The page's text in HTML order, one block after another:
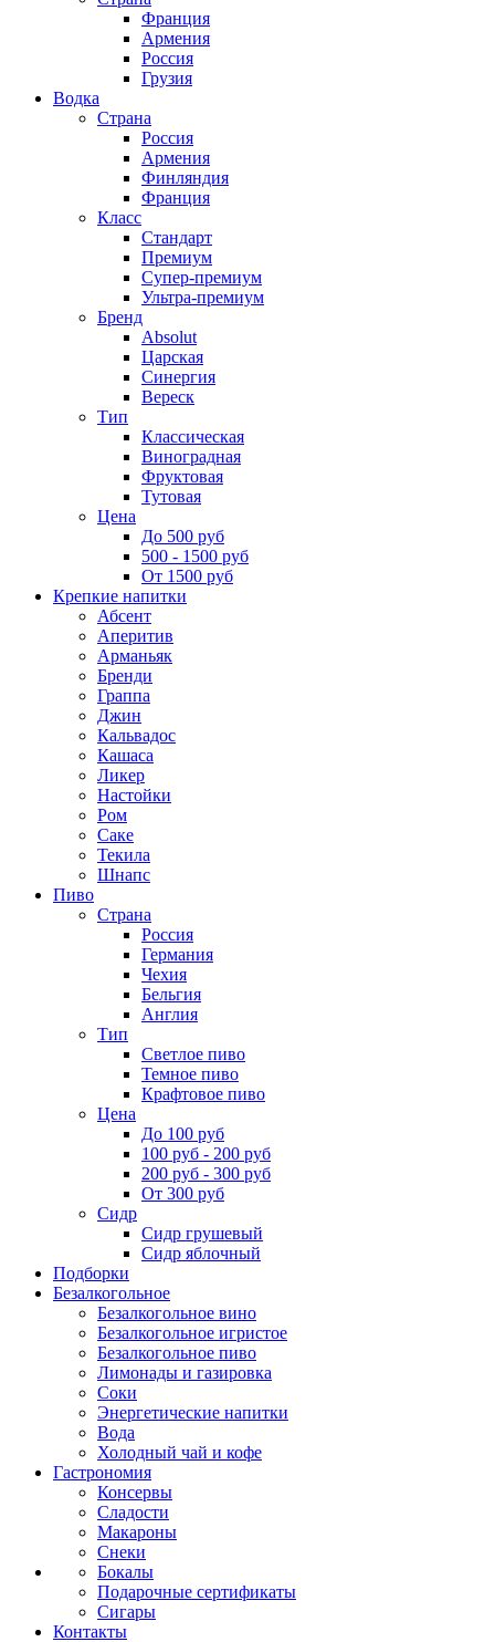
Франция
Армения
Россия
Грузия
Водка
Страна
Россия
Армения
Финляндия
Франция
Класс
Стандарт
Премиум
Супер-премиум
Ультра-премиум
Бренд
Absolut
Царская
Синергия
Вереск
Тип
Классическая
Виноградная
Фруктовая
Тутовая
Цена
До 500 руб
500 - 1500 руб
От 1500 руб
Крепкие напитки
Абсент
Аперитив
Арманьяк
Бренди
Граппа
Джин
Кальвадос
Кашаса
Ликер
Настойки
Ром
Саке
Текила
Шнапс
Пиво
Страна
Россия
Германия
Чехия
Бельгия
Англия
Тип
Светлое пиво
Темное пиво
Крафтовое пиво
Цена
До 100 руб
100 руб - 200 руб
200 руб - 300 руб
От 300 руб
Сидр
Сидр грушевый
Сидр яблочный
Подборки
Безалкогольное
Безалкогольное вино
Безалкогольное игристое
Безалкогольное пиво
Лимонады и газировка
Соки
Энергетические напитки
Вода
Холодный чай и кофе
Гастрономия
Консервы
Сладости
Макароны
Снеки
Бокалы
Подарочные сертификаты
Сигары
Контакты